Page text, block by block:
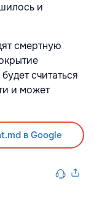
и
смертную
считаться
и может
в Google